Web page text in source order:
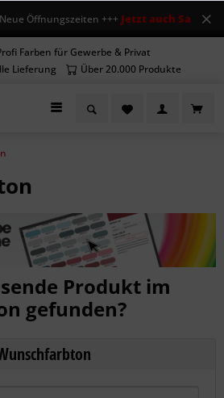
Öffnungszeiten +++Jetzt auch Sa
Farben für Gewerbe & Privat
Lieferung
Über 20.000 Produkte
Produkt im
gefunden?